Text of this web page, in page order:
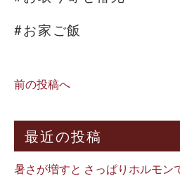
#お家ご飯
前の投稿へ
最近の投稿
暑さが増すと さっぱりホルモン